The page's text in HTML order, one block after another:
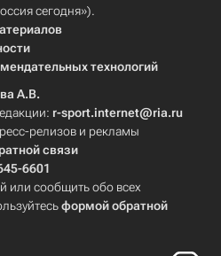
сегодня»).
технологий
А.В.
r-sport.internet@ria.ru
релизов и рекламы
связи
6601
или сообщить обо всех
формой обратной